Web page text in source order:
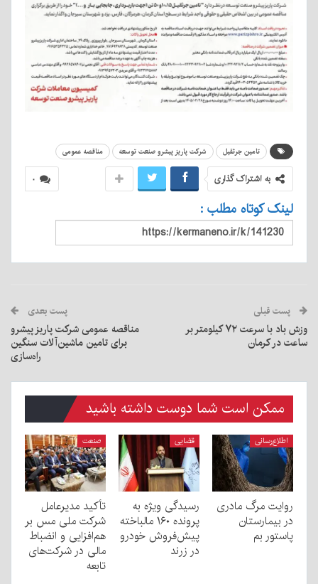
تامین جرثقیل شرکت پاریز پیشرو صنعت توسعه مناقصه عمومی
به اشتراک گذاری
کوتاه مطلب :
وزش باد با سرعت ۷۲ کیلومتر بر
کرمان
پست بعدی
مناقصه عمومی شرکت پاریز پیشرو
برای تامین ماشین‌آلات سنگین
است شما دوست داشته باشید
مرگ مادری
قضایی
رسیدگی ویژه به
پرونده ۱۶۰ مالباخته
پیش‌فروش خودرو
صنعت
تأکید مدیرعامل
شرکت ملی مس بر
هم‌افزایی و انضباط
مالی در شرکت‌های